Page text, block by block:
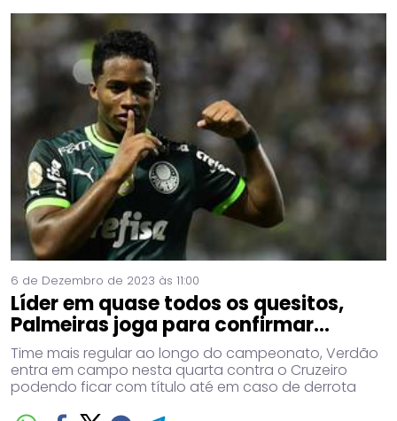
6 de Dezembro de 2023 às 11:00
Líder em quase todos os quesitos,
Palmeiras joga para confirmar...
Time mais regular ao longo do campeonato, Verdão
entra em campo nesta quarta contra o Cruzeiro
podendo ficar com título até em caso de derrota